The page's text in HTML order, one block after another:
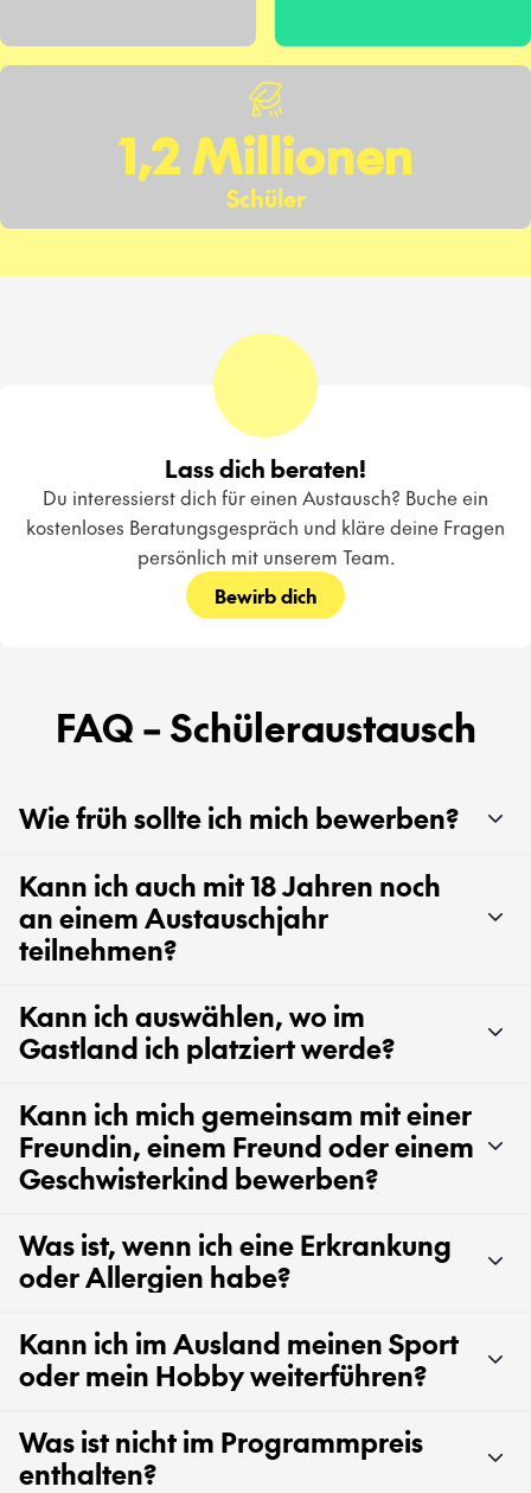
1,2 Millionen
Schüler
Lass dich beraten!
Du interessierst dich für einen Austausch? Buche ein
kostenloses Beratungsgespräch und kläre deine Fragen
persönlich mit unserem Team.
Bewirb dich
FAQ – Schüleraustausch
Wie früh sollte ich mich bewerben?
Kann ich auch mit 18 Jahren noch
an einem Austauschjahr
teilnehmen?
Kann ich auswählen, wo im
Gastland ich platziert werde?
Kann ich mich gemeinsam mit einer
Freundin, einem Freund oder einem
Geschwisterkind bewerben?
Was ist, wenn ich eine Erkrankung
oder Allergien habe?
Kann ich im Ausland meinen Sport
oder mein Hobby weiterführen?
Was ist nicht im Programmpreis
enthalten?